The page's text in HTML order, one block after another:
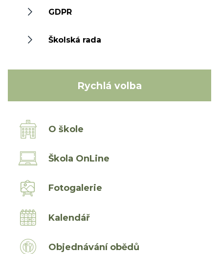
GDPR
Školská rada
Rychlá volba
O škole
Škola OnLine
Fotogalerie
Kalendář
Objednávání obědů